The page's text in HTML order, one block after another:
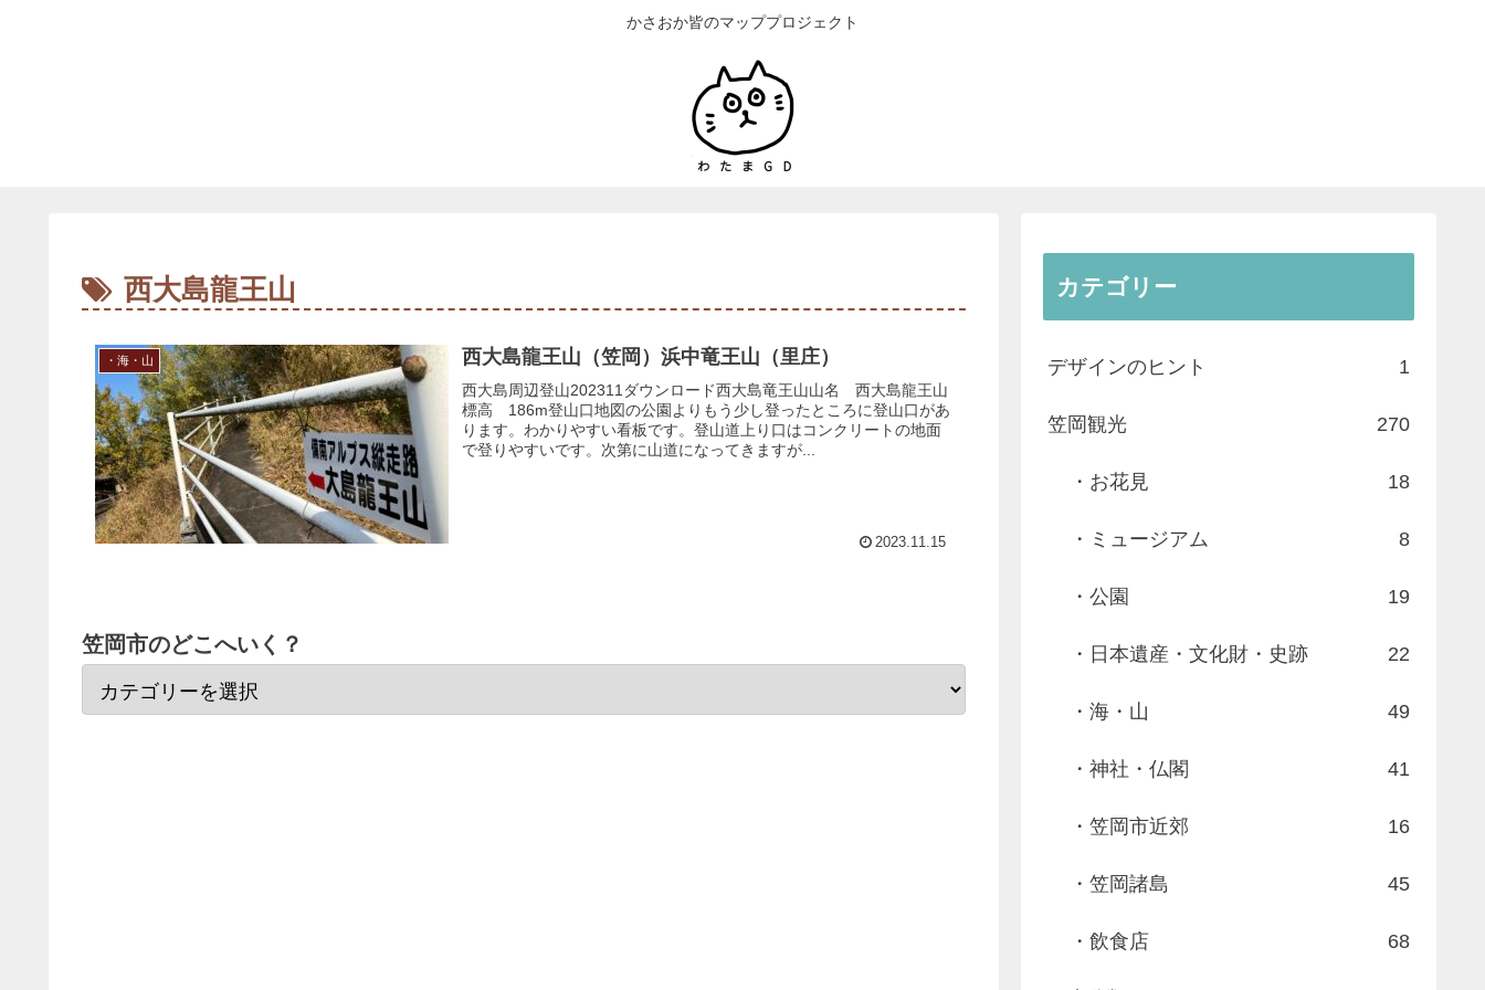
かさおか皆のマッププロジェクト
西大島龍王山
・海・山 西大島龍王山（笠岡）浜中竜王山（里庄）
西大島周辺登山202311ダウンロード西大島竜王山山名 西大島龍王山
標高 186m登山口地図の公園よりもう少し登ったところに登山口があ
ります。わかりやすい看板です。登山道上り口はコンクリートの地面
で登りやすいです。次第に山道になってきますが...
2023.11.15
笠岡市のどこへいく？
カテゴリー
デザインのヒント 1
笠岡観光 270
・お花見 18
・ミュージアム 8
・公園 19
・日本遺産・文化財・史跡 22
・海・山 49
・神社・仏閣 41
・笠岡市近郊 16
・笠岡諸島 45
・飲食店 68